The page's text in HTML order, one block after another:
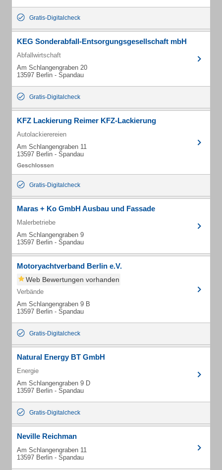
Gratis-Digitalcheck
KEG Sonderabfall-Entsorgungsgesellschaft mbH
Abfallwirtschaft
Am Schlangengraben 20
13597 Berlin - Spandau
Gratis-Digitalcheck
KFZ Lackierung Reimer KFZ-Lackierung
Autolackierereien
Am Schlangengraben 11
13597 Berlin - Spandau
Gratis-Digitalcheck
Maras + Ko GmbH Ausbau und Fassade
Malerbetriebe
Am Schlangengraben 9
13597 Berlin - Spandau
Motoryachtverband Berlin e.V.
Web Bewertungen vorhanden
Verbände
Am Schlangengraben 9 B
13597 Berlin - Spandau
Gratis-Digitalcheck
Natural Energy BT GmbH
Energie
Am Schlangengraben 9 D
13597 Berlin - Spandau
Gratis-Digitalcheck
Neville Reichman
Am Schlangengraben 11
13597 Berlin - Spandau